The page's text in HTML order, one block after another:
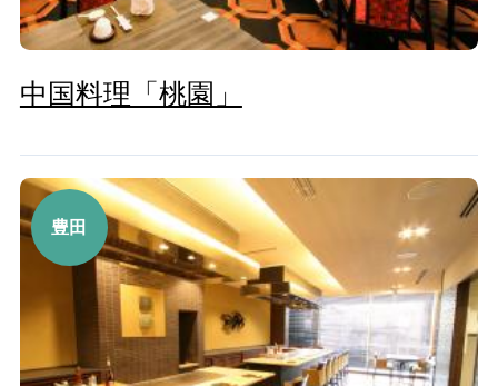
中国料理「桃園」
豊田